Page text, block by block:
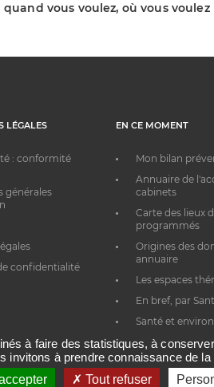
quand vous voulez, où vous voulez
LÉGALES
: conformité
générales
confidentialité
EN CE MOMENT
Mon bilan
Annuaire de
cabinets
Carte des lieux
programmés
Origines des
annuaire
Les espaces
En bref, par
Santé et
à faire des statistiques, à
à prendre connaissance de
Tout refuser